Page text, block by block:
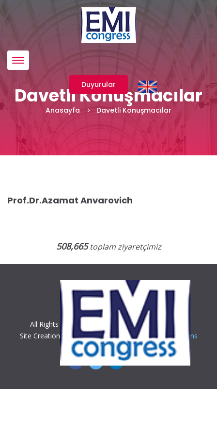
Menü
Duyurular
Davetli Konuşmacılar
Anasayfa Davetli Konuşmacılar
Prof.Dr.Azamat Anvarovich
508,665toplam ziyaretçimiz
All Rights Reserved. Copyright © 2018 EMI Kongre
Site Creation & Technology byBeeCorp Digital Solutions